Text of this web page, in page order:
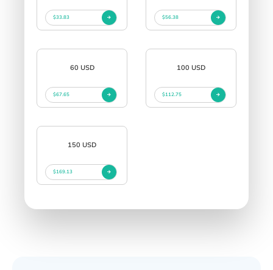
$33.83 $56.38
60 USD
$67.65
100 USD
$112.75
150 USD
$169.13